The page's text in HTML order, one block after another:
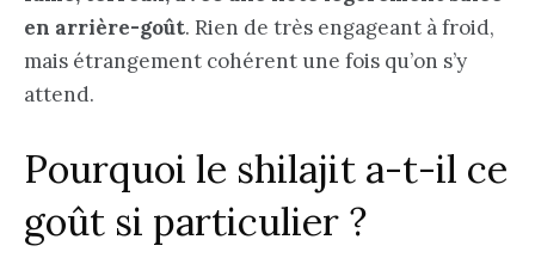
en arrière-goût. Rien de très engageant à froid,
mais étrangement cohérent une fois qu’on s’y
attend.
Pourquoi le shilajit a-t-il ce
goût si particulier ?